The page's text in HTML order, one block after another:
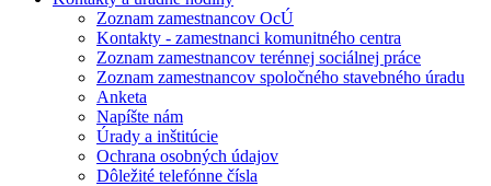
Zoznam zamestnancov OcÚ
Kontakty - zamestnanci komunitného centra
Zoznam zamestnancov terénnej sociálnej práce
Zoznam zamestnancov spoločného stavebného úradu
Anketa
Napíšte nám
Úrady a inštitúcie
Ochrana osobných údajov
Dôležité telefónne čísla